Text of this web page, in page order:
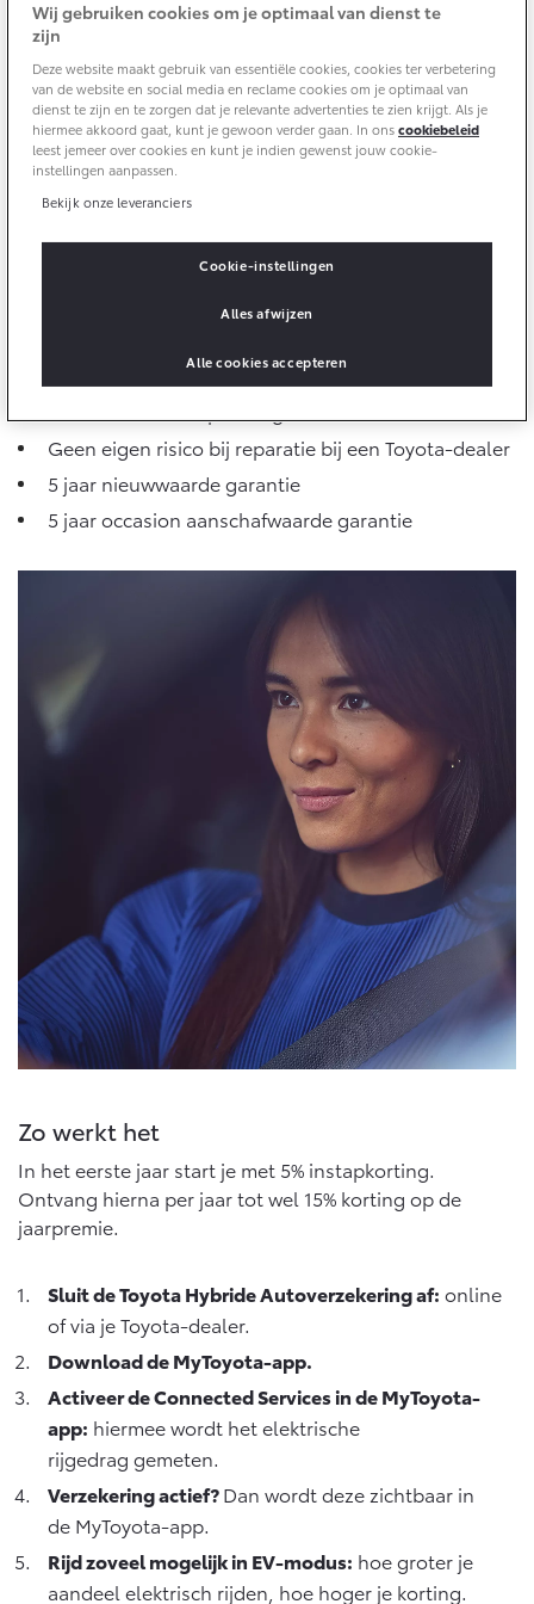
bZ4X
BATTERIJ-ELEKTRISCH
bZ4X Touring
BATTERIJ-ELEKTRISCH
Vanaf € 48.995,-
WATERSTOF-ELEKTRISCH
Vanaf € 76.695,-
OOK ALS BATTERIJ-
ELEKTRISCH
Vanaf € 27.945,-
Proace Verso
BATTERIJ-ELEKTRISCH
Vanaf € 55.950,-
Proace Max (excl. BTW)
OOK ALS BATTERIJ-
ELEKTRISCH
Hilux (excl. BTW)
OOK ALS BATTERIJ-
ELEKTRISCH
Land Cruiser (excl. BTW)
Vanaf € 89.986,-
Connected check
Navigatie updates
Jouw voordelen in één oogopslag
Geen eigen risico bij reparatie bij een Toyota-dealer
5 jaar nieuwwaarde garantie
5 jaar occasion aanschafwaarde garantie
Zo werkt het
In het eerste jaar start je met 5% instapkorting.
Ontvang hierna per jaar tot wel 15% korting op de
jaarpremie.
Sluit de Toyota Hybride Autoverzekering af: online
of via je Toyota-dealer.
Download de MyToyota-app.
Activeer de Connected Services in de MyToyota-
app: hiermee wordt het elektrische
rijgedrag gemeten.
Verzekering actief?Dan wordt deze zichtbaar in
de MyToyota-app.
Rijd zoveel mogelijk in EV-modus: hoe groter je
aandeel elektrisch rijden, hoe hoger je korting.
Wij gebruiken cookies om je optimaal van dienst te
zijn
Deze website maakt gebruik van essentiële cookies, cookies ter verbetering
van de website en social media en reclame cookies om je optimaal van
dienst te zijn en te zorgen dat je relevante advertenties te zien krijgt. Als je
hiermee akkoord gaat, kunt je gewoon verder gaan. In onscookiebeleid
leest jemeer over cookies en kunt je indien gewenst jouw cookie-
instellingen aanpassen.
Bekijk onze leveranciers
Cookie-instellingen
Alles afwijzen
Alle cookies accepteren